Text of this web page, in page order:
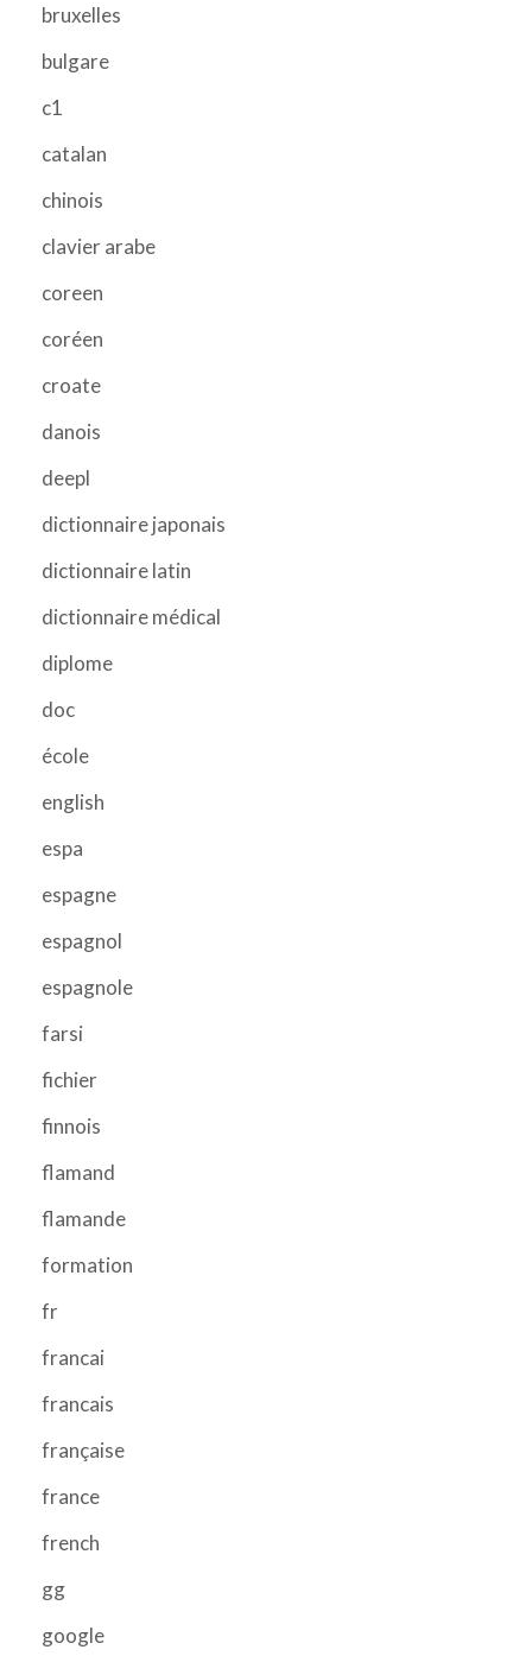
bruxelles
bulgare
c1
catalan
chinois
clavier arabe
coreen
coréen
croate
danois
deepl
dictionnaire japonais
dictionnaire latin
dictionnaire médical
diplome
doc
école
english
espa
espagne
espagnol
espagnole
farsi
fichier
finnois
flamand
flamande
formation
fr
francai
francais
française
france
french
gg
google